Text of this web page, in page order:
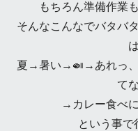
もちろん準備作業
そんなこんなでバタバ
夏→暑い→🍛→あれっ、
て
→カレー食べ
という事で